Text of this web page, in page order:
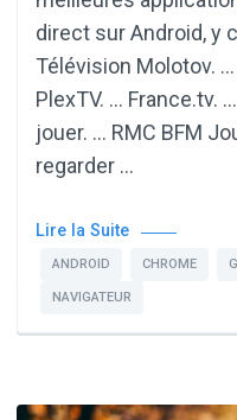
direct sur Android, y
Télévision Molotov.
PlexTV. … France.tv.
jouer. … RMC BFM
regarder …
Lire la Suite
ANDROID CHROME
NAVIGATEUR